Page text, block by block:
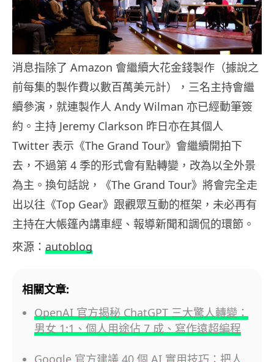
消息指除了 Amazon 會繼續大花金錢製作（據說之
前每集的製作費以數百萬美元計），三名主持會繼
續參演，就連製作人 Andy Wilman 亦已經動筆簽
約。主持 Jeremy Clarkson 昨日亦在其個人
Twitter 表示《The Grand Tour》會繼續開拍下
去，不過第 4 季的形式會有點轉變，改為以全外景
為主。換句話說，《The Grand Tour》將會完全走
出以往《Top Gear》跟觀眾互動的框架，未必再有
主持在大帳篷內講車經、報導新聞和調侃的環節。
來源： autoblog
相關文章:
OpenAI 官方揭秘 ChatGPT 三大驚人轉變：
男女 1:1、個人用途佔 7 成、寫作遠超編程